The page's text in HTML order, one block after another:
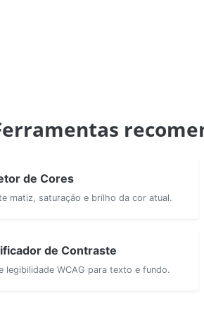
de Cores
matiz, saturação e brilho da cor atual.
de Contraste
legibilidade WCAG para texto e fundo.